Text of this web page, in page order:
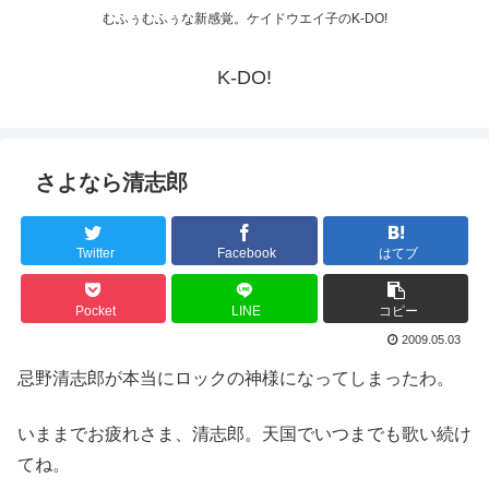
むふぅむふぅな新感覚。ケイドウエイ子のK-DO!
K-DO!
さよなら清志郎
Twitter Facebook はてブ
Pocket LINE コピー
2009.05.03
忌野清志郎が本当にロックの神様になってしまったわ。
いままでお疲れさま、清志郎。天国でいつまでも歌い続け
てね。